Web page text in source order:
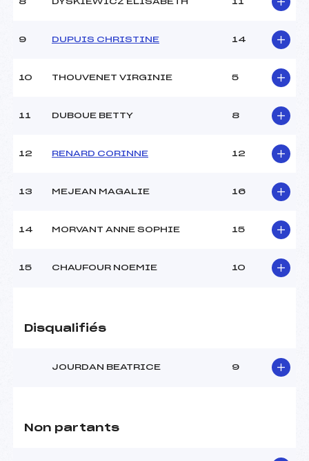
Ouvreurs C :
couvert
16H00
CHARVIN PATRICK (SA)
Ouvreurs B :
Ouvreurs D :
Température arrivée :
Catégorie :
8 DYSKIEWICZ ELISABETH 11
9 DUPUIS CHRISTINE 14
10 THOUVENET VIRGINIE 5
11 DUBOUE BETTY 8
12 RENARD CORINNE 12
13 MEJEAN MAGALIE 16
14 MORVANT ANNE SOPHIE 15
15 CHAUFOUR NOEMIE 10
Disqualifiés
JOURDAN BEATRICE 9
Non partants